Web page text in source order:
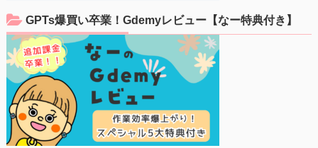
GPTs爆買い卒業！Gdemyレビュー【なー特典付き】